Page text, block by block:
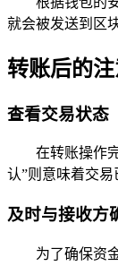
就会被发送到区
转账后的
查看交易状态
在转账操作
认”则意味着交
及时与接收方
为了确保资